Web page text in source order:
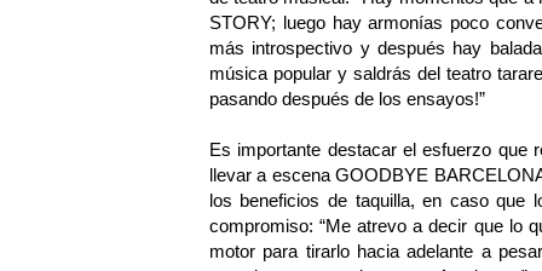
STORY; luego hay armonías poco
más introspectivo y después hay
música popular y saldrás del teatro
pasando después de los ensayos!”
Es importante destacar el esfuerzo que
llevar a escena GOODBYE
los beneficios de taquilla, en caso que
compromiso: “Me atrevo a decir que lo
motor para tirarlo hacia adelante a